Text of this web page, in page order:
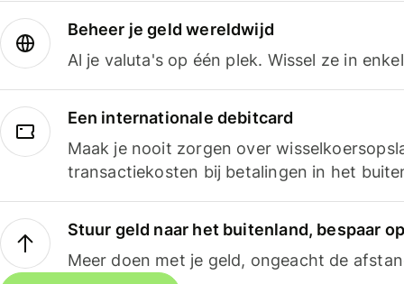
Beheer je geld wereldwijd
Al je valuta's op één plek. Wissel ze in
Een internationale debitcard
Maak je nooit zorgen over
transactiekosten bij betalingen in het
Stuur geld naar het buitenland, bespaar
Meer doen met je geld, ongeacht de